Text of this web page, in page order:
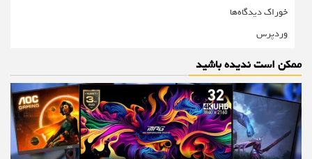
خوراک دیدگاه‌ها
وردپرس
ممکن است ندیده باشید